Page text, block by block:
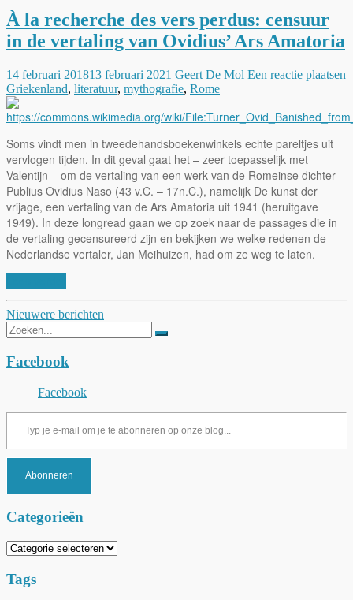
À la recherche des vers perdus: censuur
in de vertaling van Ovidius’ Ars Amatoria
14 februari 201813 februari 2021 Geert De Mol Een reactie plaatsen
Griekenland, literatuur, mythografie, Rome
Soms vindt men in tweedehandsboekenwinkels echte pareltjes uit
vervlogen tijden. In dit geval gaat het – zeer toepasselijk met
Valentijn – om de vertaling van een werk van de Romeinse dichter
Publius Ovidius Naso (43 v.C. – 17n.C.), namelijk De kunst der
vrijage, een vertaling van de Ars Amatoria uit 1941 (heruitgave
1949). In deze longread gaan we op zoek naar de passages die in
de vertaling gecensureerd zijn en bekijken we welke redenen de
Nederlandse vertaler, Jan Meihuizen, had om ze weg te laten.
Berichtnavigatie
Nieuwere berichten
Zoeken
naar:
Facebook
Facebook
Typ je e-mail om je te abonneren op onze blog...
Abonneren
Categorieën
Categorieën
Tags